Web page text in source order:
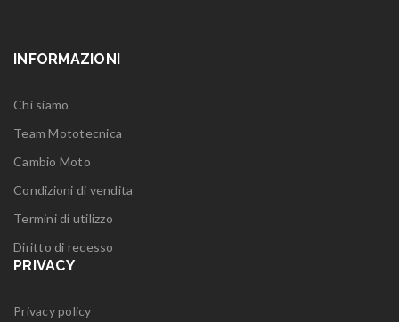
INFORMAZIONI
Chi siamo
Team Mototecnica
Cambio Moto
Condizioni di vendita
Termini di utilizzo
Diritto di recesso
PRIVACY
Privacy policy